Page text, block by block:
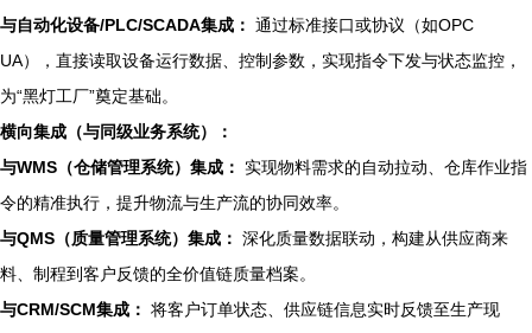
与自动化设备/PLC/SCADA集成： 通过标准接口或协议（如OPC
UA），直接读取设备运行数据、控制参数，实现指令下发与状态监控，
为“黑灯工厂”奠定基础。
横向集成（与同级业务系统）：
与WMS（仓储管理系统）集成： 实现物料需求的自动拉动、仓库作业指
令的精准执行，提升物流与生产流的协同效率。
与QMS（质量管理系统）集成： 深化质量数据联动，构建从供应商来
料、制程到客户反馈的全价值链质量档案。
与CRM/SCM集成： 将客户订单状态、供应链信息实时反馈至生产现